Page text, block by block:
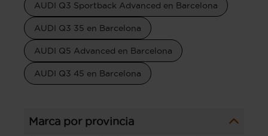
AUDI Q3 Sportback Advanced en Barcelona
AUDI Q3 35 en Barcelona
AUDI Q5 Advanced en Barcelona
AUDI Q3 45 en Barcelona
Marca por provincia